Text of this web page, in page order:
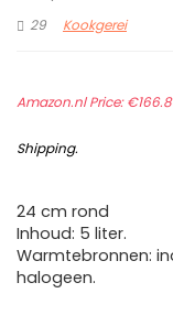
29
Kookgerei
Amazon.nl Price:€
Shipping.
24 cm rond
Inhoud: 5 liter.
Warmtebronnen:
halogeen.